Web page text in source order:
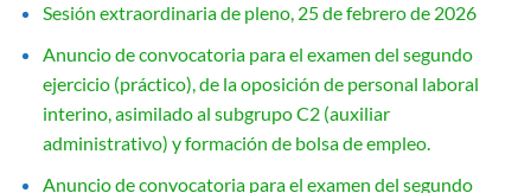
Sesión extraordinaria de pleno, 25 de febrero de 2026
Anuncio de convocatoria para el examen del segundo
ejercicio (práctico), de la oposición de personal laboral
interino, asimilado al subgrupo C2 (auxiliar
administrativo) y formación de bolsa de empleo.
Anuncio de convocatoria para el examen del segundo